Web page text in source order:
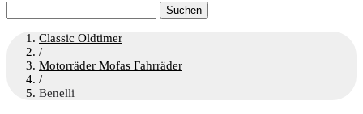
nach:
Classic Oldtimer
/
Motorräder Mofas Fahrräder
/
Benelli